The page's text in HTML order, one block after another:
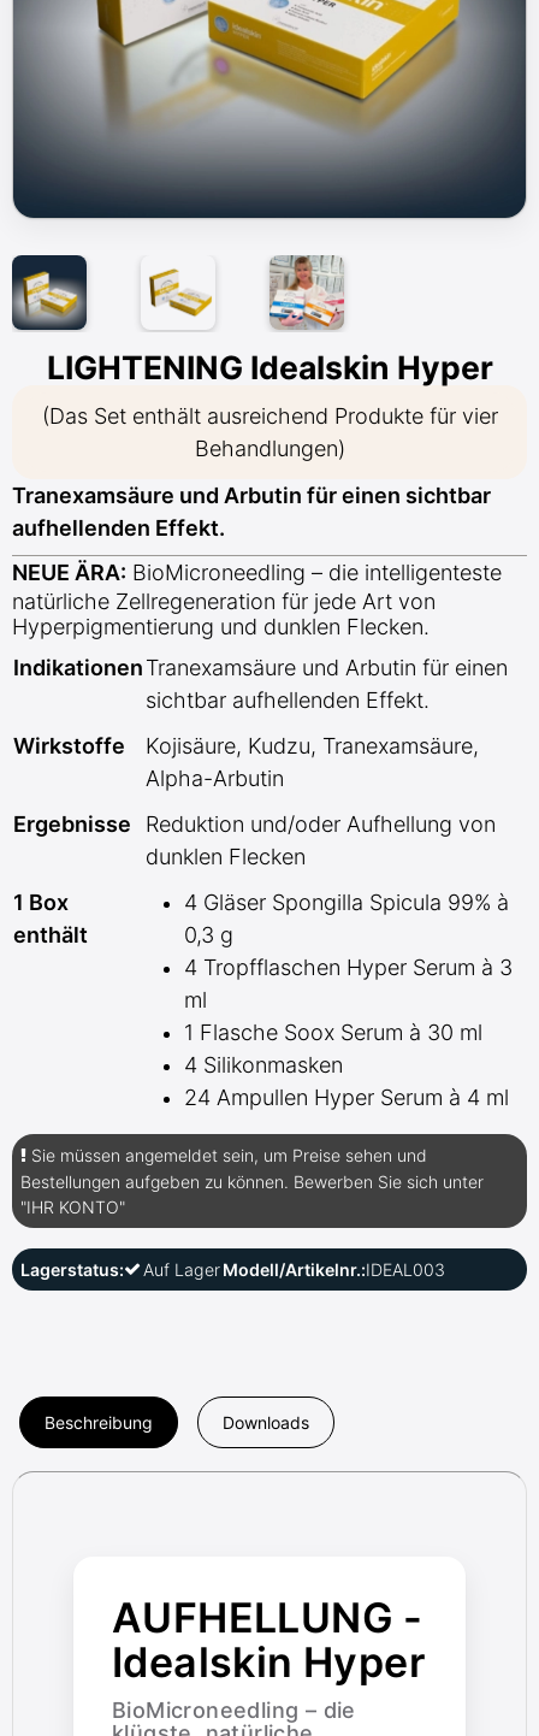
LIGHTENING Idealskin Hyper
(Das Set enthält ausreichend Produkte für vier
Behandlungen)
Tranexamsäure und Arbutin für einen sichtbar
aufhellenden Effekt.
NEUE ÄRA: BioMicroneedling – die intelligenteste
natürliche Zellregeneration für jede Art von
Hyperpigmentierung und dunklen Flecken.
IndikationenTranexamsäure und Arbutin für einen
sichtbar aufhellenden Effekt.
Wirkstoffe
Kojisäure, Kudzu, Tranexamsäure,
Alpha-Arbutin
Ergebnisse
Reduktion und/oder Aufhellung von
dunklen Flecken
1 Box
enthält
4 Gläser Spongilla Spicula 99% à
0,3 g
4 Tropfflaschen Hyper Serum à 3
ml
1 Flasche Soox Serum à 30 ml
4 Silikonmasken
24 Ampullen Hyper Serum à 4 ml
Sie müssen angemeldet sein, um Preise sehen und
Bestellungen aufgeben zu können. Bewerben Sie sich unter
"IHR KONTO"
Lagerstatus: Auf LagerModell/Artikelnr.:IDEAL003
Beschreibung Downloads
AUFHELLUNG -
Idealskin Hyper
BioMicroneedling – die